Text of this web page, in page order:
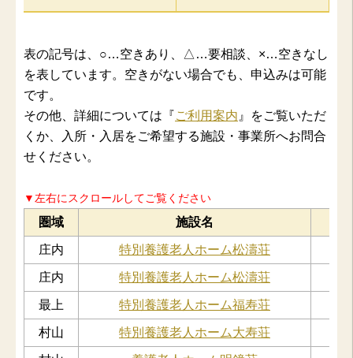
表の記号は、○…空きあり、△…要相談、×…空きなし
を表しています。空きがない場合でも、申込みは可能
です。
その他、詳細については『ご利用案内 』をご覧いただ
くか、入所・入居をご希望する施設・事業所へお問合
せください。
▼左右にスクロールしてご覧ください
圏域 施設名
庄内 特別養護老人ホーム松濤荘
庄内 特別養護老人ホーム松濤荘
最上 特別養護老人ホーム福寿荘
村山 特別養護老人ホーム大寿荘